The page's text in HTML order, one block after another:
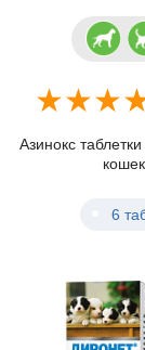
Азинокс
кошек
6